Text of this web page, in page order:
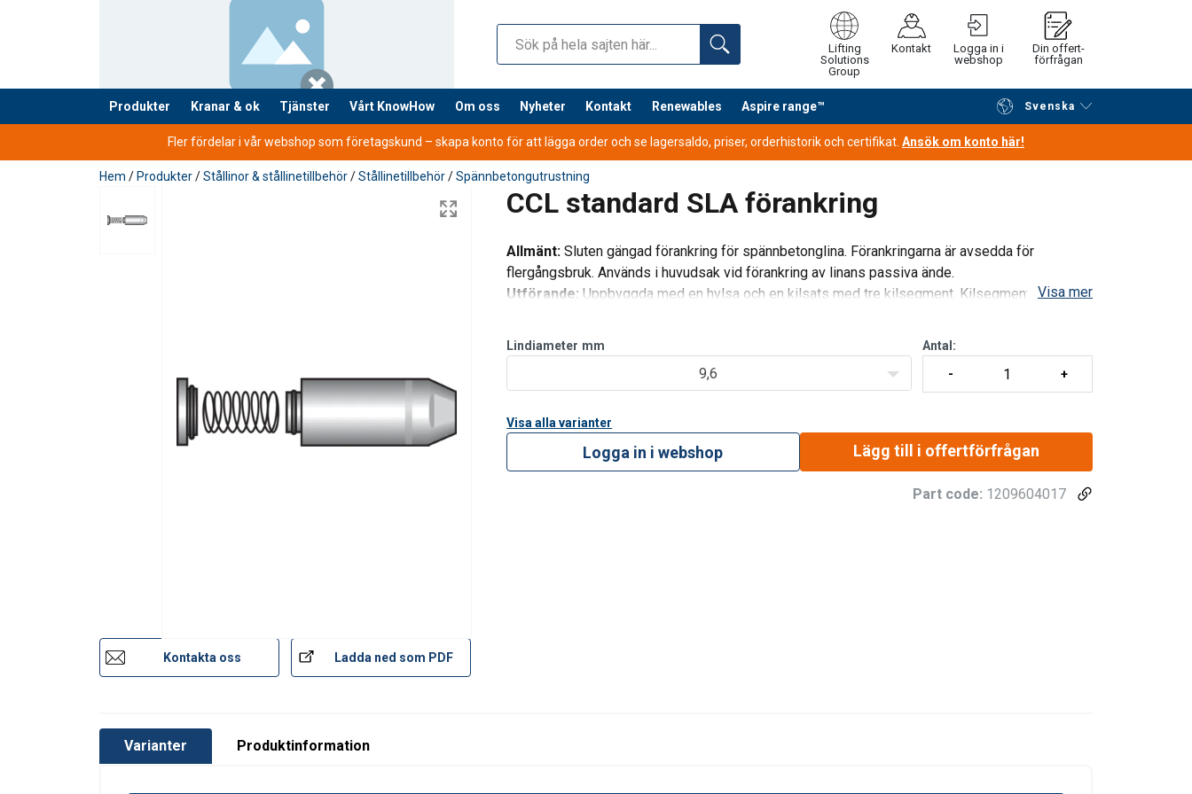
Lifting
Solutions
Group
Kontakt
Logga in i
webshop
Din offert-
förfrågan
Produkter Kranar & ok Tjänster Vårt KnowHow Om oss Nyheter Kontakt Renewables Aspire range™ Svenska
tillagd i varukorg Fortsätt handla Gå till kassan
Fler fördelar i vår webshop som företagskund – skapa konto för att lägga order och se lagersaldo, priser, orderhistorik och certifikat. Ansök om konto här!
Hem / Produkter/Stållinor & stållinetillbehör/Stållinetillbehör/Spännbetongutrustning
CCL standard SLA förankring
Kontakta oss Ladda ned som PDF
Allmänt: Sluten gängad förankring för spännbetonglina. Förankringarna är avsedda för
flergångsbruk. Används i huvudsak vid förankring av linans passiva ände.
Utförande: Uppbyggda med en hylsa och en kilsats med tre kilsegment. Kilsegmenten hålls
Visa mer
Lindiameter mm
9,6
Antal:
Visa alla varianter
Logga in i webshop Lägg till i offertförfrågan
Part code: 1209604017
Varianter Produktinformation